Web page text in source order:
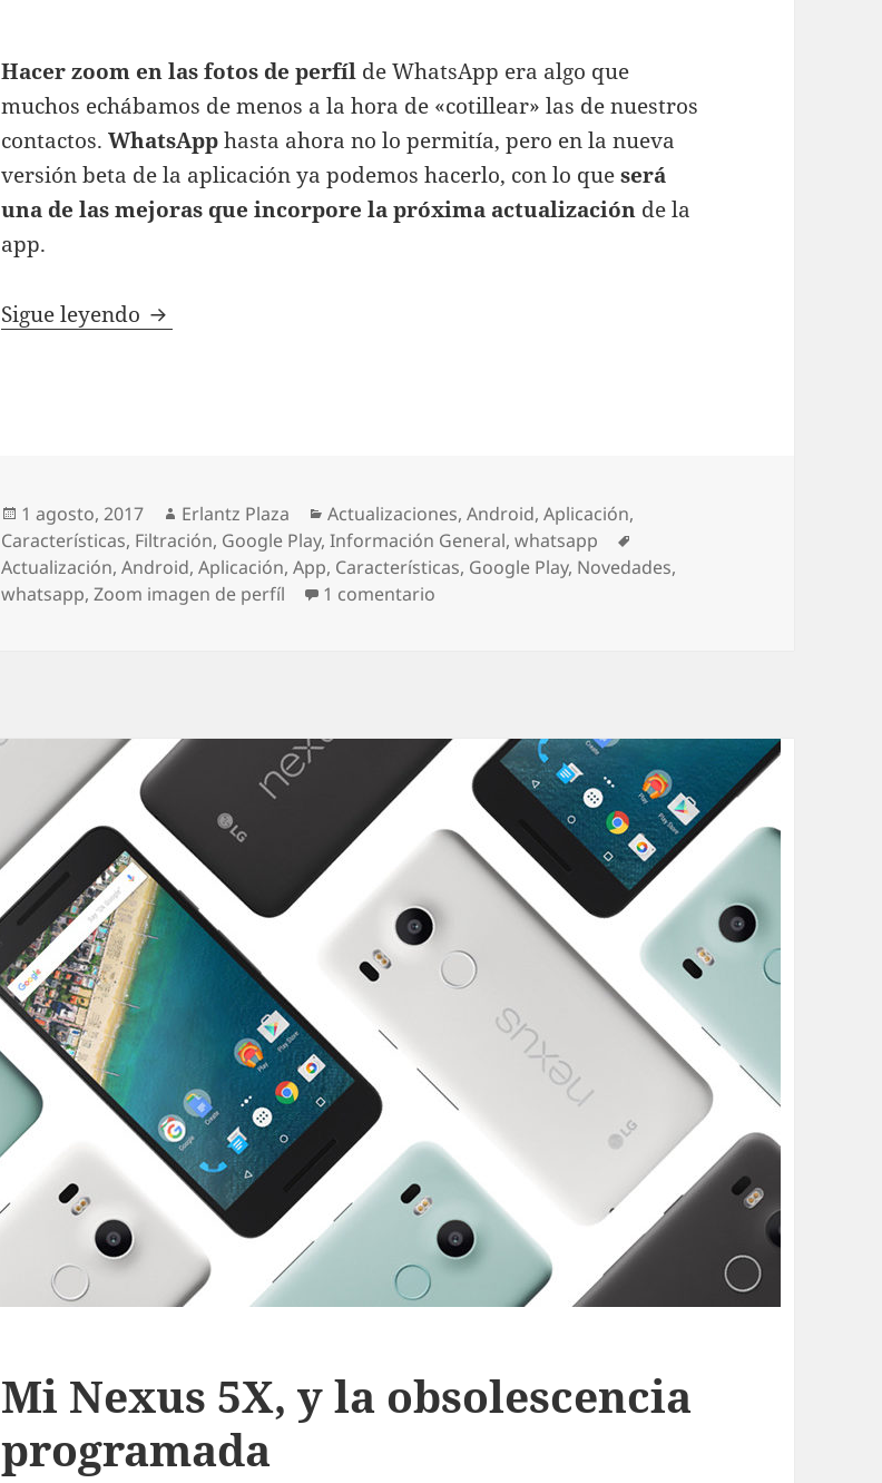
Hacer zoom en las fotos de perfíl de WhatsApp era algo que
muchos echábamos de menos a la hora de «cotillear» las de nuestros
contactos.WhatsApphasta ahora no lo permitía, pero en la nueva
versión beta de la aplicación ya podemos hacerlo, con lo queserá
una de las mejoras que incorpore la próxima actualización de la
app.
Sigue leyendo WhatsApp permitirá hacer zoom en la foto de perfíl
Publicado
el
1 agosto, 2017 Autor
Erlantz Plaza Categorías
Actualizaciones,Android,Aplicación,
Características, Filtración, Google Play,Información General,whatsapp
Actualización,Android,Aplicación,App, Características, Google Play, Novedades,
whatsapp,Zoom imagen de perfíl 1 comentario
Mi Nexus 5X, y la obsolescencia
programada